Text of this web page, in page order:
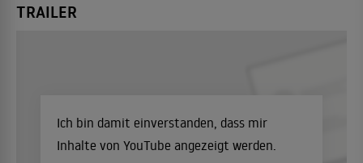
TRAILER
Ich bin damit einverstanden, dass mir
Inhalte von YouTube angezeigt werden.